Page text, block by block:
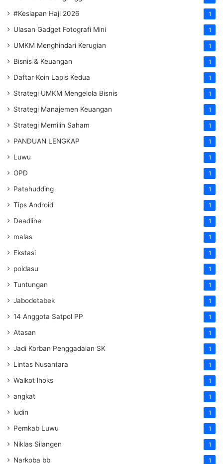
#Kesiapan Haji 2026 1
Ulasan Gadget Fotografi Mini 1
UMKM Menghindari Kerugian 1
Bisnis & Keuangan 1
Daftar Koin Lapis Kedua 1
Strategi UMKM Mengelola Bisnis 1
Strategi Manajemen Keuangan 1
Strategi Memilih Saham 1
PANDUAN LENGKAP 1
Luwu 1
OPD 1
Patahudding 1
Tips Android 1
Deadline 1
malas 1
Ekstasi 1
poldasu 1
Tuntungan 1
Jabodetabek 1
14 Anggota Satpol PP 1
Atasan 1
Jadi Korban Penggadaian SK 1
Lintas Nusantara 1
Walkot lhoks 1
angkat 1
ludin 1
Pemkab Luwu 1
Niklas Silangen 1
Narkoba bb 1